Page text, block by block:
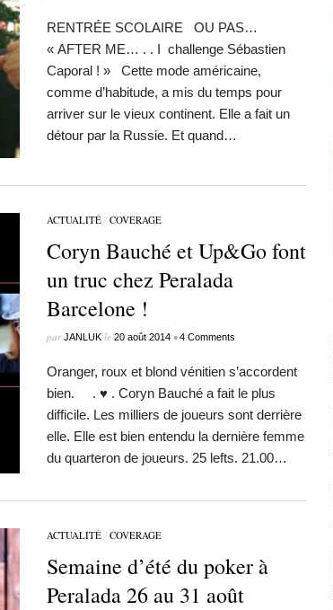
RENTRÉE SCOLAIRE OU PAS…
« AFTER ME… . . I challenge Sébastien
Caporal ! » Cette mode américaine,
comme d’habitude, a mis du temps pour
arriver sur le vieux continent. Elle a fait un
détour par la Russie. Et quand…
ACTUALITÉ/ COVERAGE
Coryn Bauché et Up&Go font
un truc chez Peralada
Barcelone !
parJANLUKle 20 août 2014 •4 Comments
Oranger, roux et blond vénitien s’accordent
bien. . ♥ . Coryn Bauché a fait le plus
difficile. Les milliers de joueurs sont derrière
elle. Elle est bien entendu la dernière femme
du quarteron de joueurs. 25 lefts. 21.00…
ACTUALITÉ/ COVERAGE
Semaine d’été du poker à
Peralada 26 au 31 août